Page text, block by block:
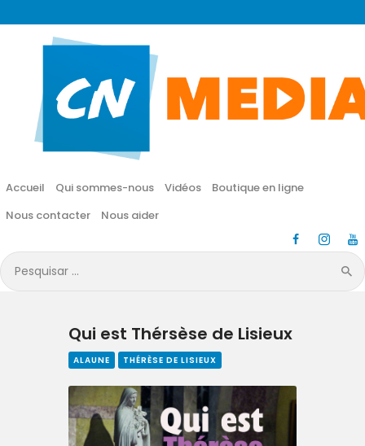
Accueil Qui sommes-nous Vidéos
Boutique en ligne
Nous contacter
Nous aider
Pesquisar
por:
CN MÉDIA
Une vie nouvelle en JESUS !
Accueil
Vidéos
Boutique en ligne
Nous aider
Qui est Thérsèse de Lisieux
ALAUNE THÉRÈSE DE LISIEUX